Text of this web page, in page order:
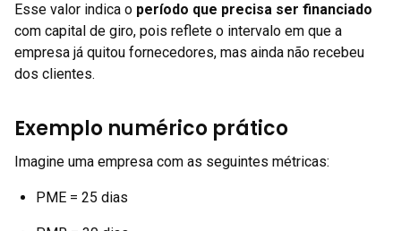
Esse valor indica o período que precisa ser financiado
com capital de giro, pois reflete o intervalo em que a
empresa já quitou fornecedores, mas ainda não recebeu
dos clientes.
Exemplo numérico prático
Imagine uma empresa com as seguintes métricas:
PME = 25 dias